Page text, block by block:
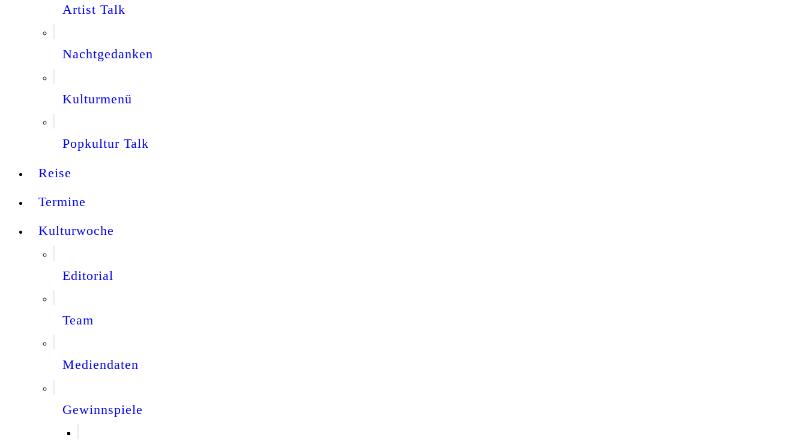
Artist Talk
Nachtgedanken
Kulturmenü
Popkultur Talk
Reise
Termine
Kulturwoche
Editorial
Team
Mediendaten
Gewinnspiele